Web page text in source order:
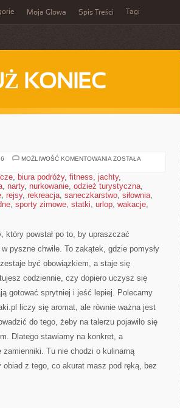
Moja Głowa Spis Treści Tagi
KONIEC
MOŻLIWOŚĆ KOMENTOWANIA DESERY
ZOSTAŁA
, biura podróży, fitness, jachty,
, narty, nurkowanie, odzież turystyczna,
, rejsy, rekreacja, saneczkarstwo, siłownia,
, sporty zimowe, statki, urlop, wakacje,
który powstał po to, by upraszczać
pyszne chwile. To zakątek, gdzie pomysły
być obowiązkiem, a staje się
codziennie, czy dopiero uczysz się
gotować sprytniej i jeść lepiej. Polecamy
liczy się aromat, ale równie ważna jest
do tego, żeby na talerzu pojawiło się
Dlatego stawiamy na konkret, a
Tu nie chodzi o kulinarną
z tego, co akurat masz pod ręką, bez